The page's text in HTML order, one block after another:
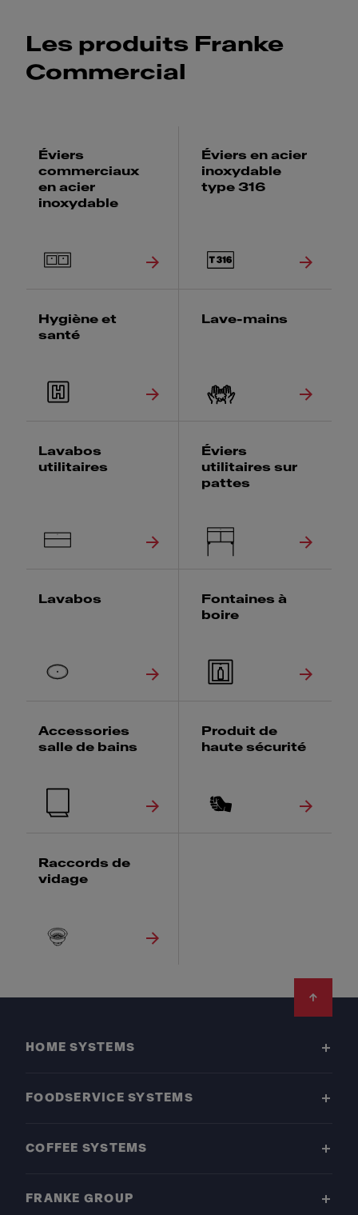
Les produits Franke
Commercial
Éviers
commerciaux
en acier
inoxydable
Éviers en acier
inoxydable
type 316
Hygiène et
santé
Lave-mains
Lavabos
utilitaires
Éviers
utilitaires sur
pattes
Lavabos
Fontaines à
boire
Accessories
salle de bains
Produit de
haute sécurité
Raccords de
vidage
HOME SYSTEMS
FOODSERVICE SYSTEMS
COFFEE SYSTEMS
FRANKE GROUP